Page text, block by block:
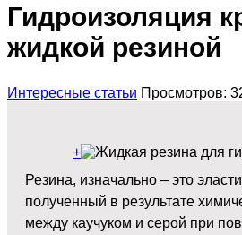
Гидроизоляция
жидкой резиной
Интересные статьи Просмотров:
+
Резина, изначально – это
полученный в результате
между каучуком и серой при